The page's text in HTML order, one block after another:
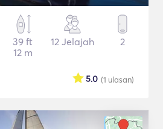
39 ft
12 m
12 Jelajah 2
(1 ulasan)
5.0